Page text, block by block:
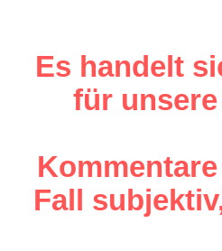
Es handelt
für
Fall